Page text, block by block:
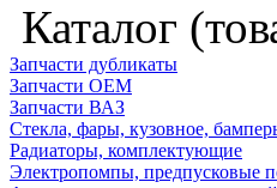
Каталог
Запчасти дубликаты
Запчасти ОЕМ
Запчасти ВАЗ
Стекла, фары, кузовное,
Радиаторы, комплектующие
Электропомпы, предпусковые